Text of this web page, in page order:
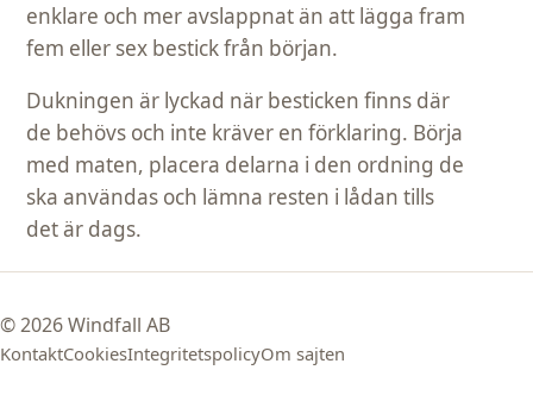
enklare och mer avslappnat än att lägga fram
fem eller sex bestick från början.
Dukningen är lyckad när besticken finns där
de behövs och inte kräver en förklaring. Börja
med maten, placera delarna i den ordning de
ska användas och lämna resten i lådan tills
det är dags.
© 2026 Windfall AB
KontaktCookiesIntegritetspolicyOm sajten